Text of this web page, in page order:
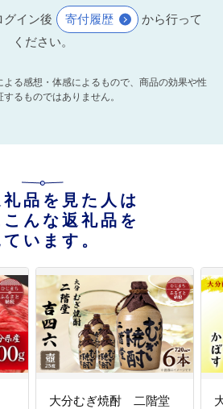
グイン後 寄付履歴
から行って
ください。
る感想・体感によるもので、商品の効果や性
するものではありません。
礼品を見た人は
んな返礼品を
ています。
大分むぎ焼酎 二階堂